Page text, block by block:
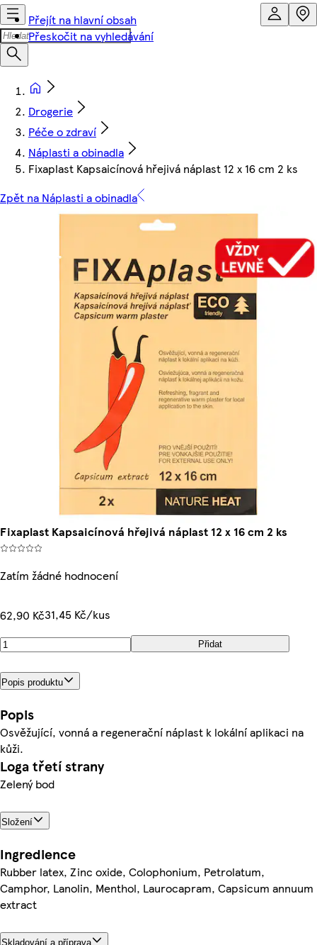
Přejít na hlavní obsah
Přeskočit na vyhledávání
Drogerie
Péče o zdraví
Náplasti a obinadla
Fixaplast Kapsaicínová hřejivá náplast 12 x 16 cm 2 ks
Zpět na Náplasti a obinadla
Fixaplast Kapsaicínová hřejivá náplast 12 x 16 cm 2 ks
Zatím žádné hodnocení
62,90 Kč31,45 Kč/kus
Přidat
Popis produktu
Popis
Osvěžující, vonná a regenerační náplast k lokální aplikaci na
kůži.
Loga třetí strany
Zelený bod
Složení
Ingredience
Rubber latex, Zinc oxide, Colophonium, Petrolatum,
Camphor, Lanolin, Menthol, Laurocapram, Capsicum annuum
extract
Skladování a příprava